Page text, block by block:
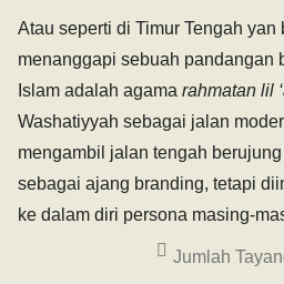
Atau seperti di Timur Tengah yan
menanggapi sebuah pandangan
Islam adalah agama rahmatan lil
Washatiyyah sebagai jalan
mengambil jalan tengah
sebagai ajang branding, tetapi
ke dalam diri persona masing-
Jumlah